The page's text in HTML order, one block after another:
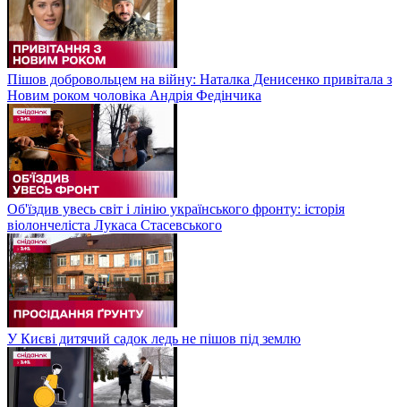
Пішов добровольцем на війну: Наталка Денисенко привітала з
Новим роком чоловіка Андрія Федінчика
Об'їздив увесь світ і лінію українського фронту: історія
віолончеліста Лукаса Стасевського
У Києві дитячий садок ледь не пішов під землю